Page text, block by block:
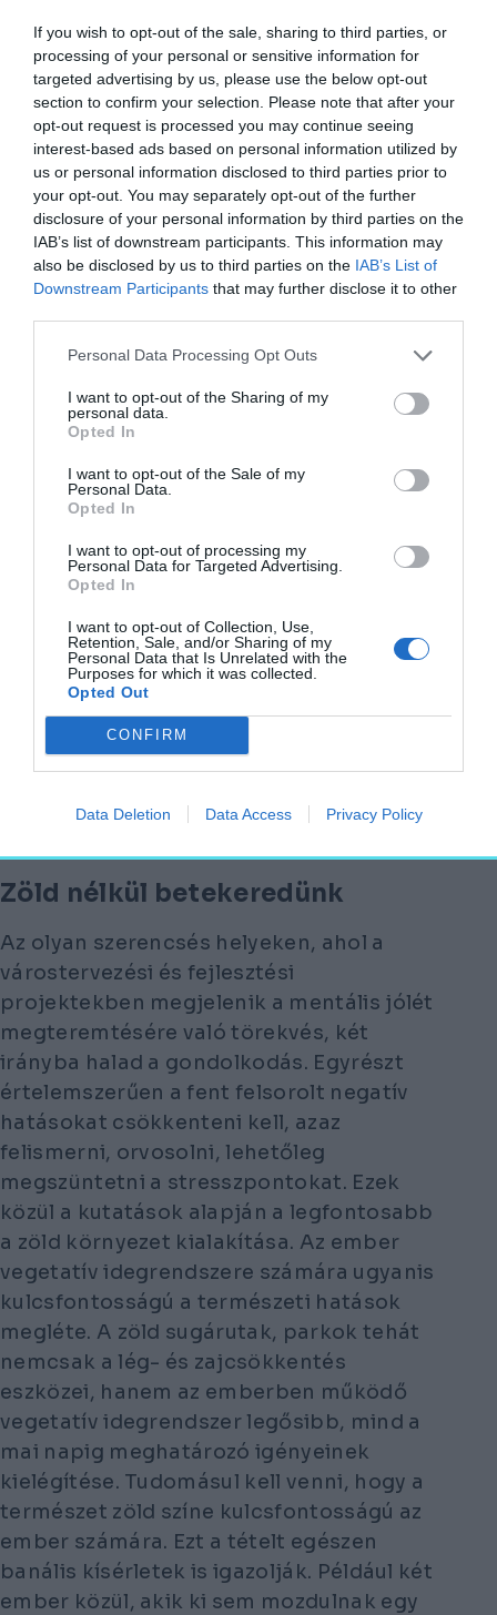
If you wish to opt-out of the sale, sharing to third parties, or
processing of your personal or sensitive information for
targeted advertising by us, please use the below opt-out
section to confirm your selection. Please note that after your
opt-out request is processed you may continue seeing
interest-based ads based on personal information utilized by
us or personal information disclosed to third parties prior to
your opt-out. You may separately opt-out of the further
disclosure of your personal information by third parties on the
IAB’s list of downstream participants. This information may
also be disclosed by us to third parties on the IAB’s List of
Downstream Participants that may further disclose it to other
Personal Data Processing Opt Outs
I want to opt-out of the Sharing of my
personal data.
Opted In
I want to opt-out of the Sale of my
Personal Data.
Opted In
I want to opt-out of processing my
Personal Data for Targeted Advertising.
Opted In
I want to opt-out of Collection, Use,
Retention, Sale, and/or Sharing of my
Personal Data that Is Unrelated with the
Purposes for which it was collected.
Opted Out
CONFIRM
Data Deletion Data Access Privacy Policy
A városban nem könnyű
Pixabay.com
Mihez kell a mentális egészség?
A városi élet leggyakoribb negatív
velejárója a zaj- és légszennyezés, a
látványos társadalmi egyenlőtlenségek
folyamatos jelenléte, az alacsony
minőségű lakhatás, az elszigeteltség
utazási idő okozta kiesettség érzés, a
magas megélhetési költségekből fakadó
kihívások. A városok gyors, néha kaotikus
okozhat. Elgondolkodtató azonban, hogy
fenti hatásoknál is rombolóbb
következményekkel jár a zöldterületek és
a természetes anyagok hiánya. A negatív
egyéni tényezők, mint például a genetikai
hajlam, a társadalmi-gazdasági státusz és
a városban működő szociális támogató
hálózatok erőssége alapján. Ezen kívül
természetesen nem mindegy, hogy az
potenciállal bír, melyik országban vagy
Zöld nélkül betekeredünk
Az olyan szerencsés helyeken, ahol a
várostervezési és fejlesztési
projektekben megjelenik a mentális jólét
megteremtésére való törekvés, két
irányba halad a gondolkodás. Egyrészt
értelemszerűen a fent felsorolt negatív
hatásokat csökkenteni kell, azaz
felismerni, orvosolni, lehetőleg
megszüntetni a stresszpontokat. Ezek
közül a kutatások alapján a legfontosabb
a zöld környezet kialakítása. Az ember
vegetatív idegrendszere számára ugyanis
kulcsfontosságú a természeti hatások
megléte. A zöld sugárutak, parkok tehát
nemcsak a lég- és zajcsökkentés
eszközei, hanem az emberben működő
vegetatív idegrendszer legősibb, mind a
mai napig meghatározó igényeinek
kielégítése. Tudomásul kell venni, hogy a
természet zöld színe kulcsfontosságú az
ember számára. Ezt a tételt egészen
banális kísérletek is igazolják. Például két
ember közül, akik ki sem mozdulnak egy